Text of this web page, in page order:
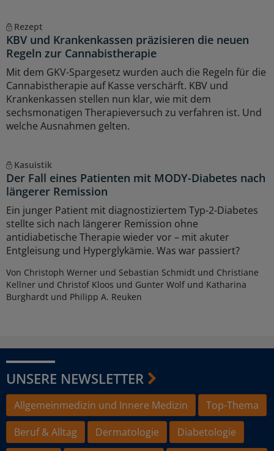
Rezept
KBV und Krankenkassen präzisieren die neuen
Regeln zur Cannabistherapie
Mit dem GKV-Spargesetz wurden auch die Regeln für die
Cannabistherapie auf Kasse verschärft. KBV und
Krankenkassen stellen nun klar, wie mit dem
sechsmonatigen Therapieversuch zu verfahren ist. Und
welche Ausnahmen gelten.
Kasuistik
Der Fall eines Patienten mit MODY-Diabetes nach
längerer Remission
Ein junger Patient mit diagnostiziertem Typ-2-Diabetes
stellte sich nach längerer Remission ohne
antidiabetische Therapie wieder vor – mit akuter
Entgleisung und Hyperglykämie. Was war passiert?
Von Christoph Werner und Sebastian Schmidt und Christiane
Kellner und Christof Kloos und Gunter Wolf und Katharina
Burghardt und Philipp A. Reuken
UNSERE NEWSLETTER
Allgemeinmedizin und Innere Medizin
Top-Thema
Beruf & Alltag
Dermatologie
Diabetologie